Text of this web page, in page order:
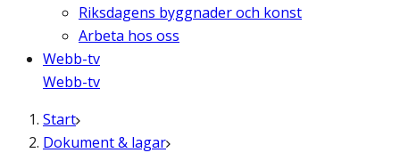
Riksdagens byggnader och konst
Arbeta hos oss
Webb-tv
Webb-tv
Start
Dokument & lagar